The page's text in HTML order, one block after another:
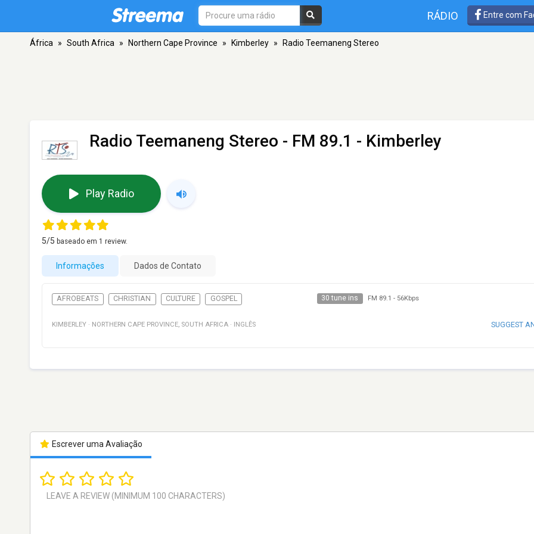
RÁDIO Entre com
África » South Africa » Northern Cape Province » Kimberley » Radio Teemaneng Stereo
Radio Teemaneng Stereo - FM 89.1 - Kimberley
Play Radio
5/5 baseado em 1 review.
Informações Dados de Contato
AFROBEATS CHRISTIAN CULTURE GOSPEL 30 tune ins FM 89.1 - 56Kbps
KIMBERLEY · NORTHERN CAPE PROVINCE, SOUTH AFRICA · INGLÊS SUGGEST
Escrever uma Avaliação